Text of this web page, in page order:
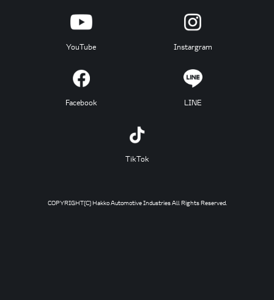
YouTube Instargram
Facebook LINE
TikTok
COPYRIGHT(C) Hakko Automotive Industries All Rights Reserved.